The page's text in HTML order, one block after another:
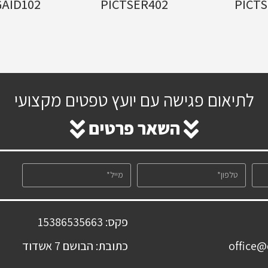
PICTSER402
לתיאום פגישה עם יועץ טפטים מקצועי
השאר פרטים
פקס: 15386535663
כתובת: הבושם 7 אשדוד